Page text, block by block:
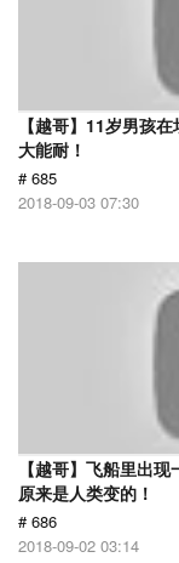
【越哥】11岁男孩
大能耐！
# 685
2018-09-03 07:30
【越哥】飞船里出
原来是人类变的！
# 686
2018-09-02 03:14